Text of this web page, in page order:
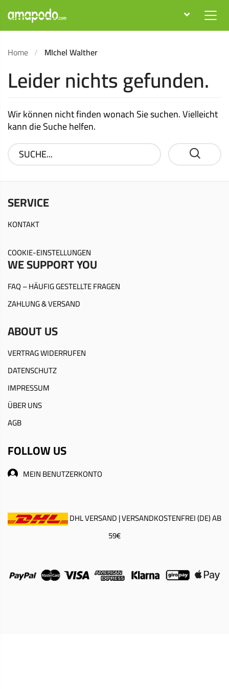
Home MIchel Walther
Leider nichts gefunden.
Wir können nicht finden wonach Sie suchen. Vielleicht
kann die Suche helfen.
SERVICE
KONTAKT
COOKIE-EINSTELLUNGEN
WE SUPPORT YOU
FAQ – HÄUFIG GESTELLTE FRAGEN
ZAHLUNG & VERSAND
ABOUT US
VERTRAG WIDERRUFEN
DATENSCHUTZ
IMPRESSUM
ÜBER UNS
AGB
FOLLOW US
MEIN BENUTZERKONTO
DHL VERSAND | VERSANDKOSTENFREI (DE) AB
59€